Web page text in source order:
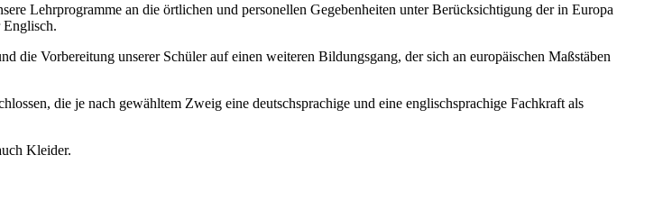
Lehrprogramme an die örtlichen und personellen Gegebenheiten unter Berücksichtigung der in Europa
Englisch.
die Vorbereitung unserer Schüler auf einen weiteren Bildungsgang, der sich an europäischen Maßstäben
die je nach gewähltem Zweig eine deutschsprachige und eine englischsprachige Fachkraft als
Kleider.